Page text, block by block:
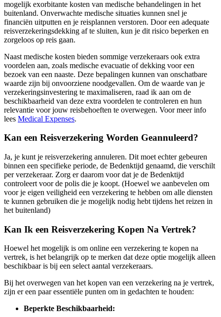
mogelijk exorbitante kosten van medische behandelingen in het
buitenland. Onverwachte medische situaties kunnen snel je
financiën uitputten en je reisplannen verstoren. Door een adequate
reisverzekeringsdekking af te sluiten, kun je dit risico beperken en
zorgeloos op reis gaan.
Naast medische kosten bieden sommige verzekeraars ook extra
voordelen aan, zoals medische evacuatie of dekking voor een
bezoek van een naaste. Deze bepalingen kunnen van onschatbare
waarde zijn bij onvoorziene noodgevallen. Om de waarde van je
verzekeringsinvestering te maximaliseren, raad ik aan om de
beschikbaarheid van deze extra voordelen te controleren en hun
relevantie voor jouw reisbehoeften te overwegen. Voor meer info
lees Medical Expenses.
Kan een Reisverzekering Worden Geannuleerd?
Ja, je kunt je reisverzekering annuleren. Dit moet echter gebeuren
binnen een specifieke periode, de Bedenktijd genaamd, die verschilt
per verzekeraar. Zorg er daarom voor dat je de Bedenktijd
controleert voor de polis die je koopt. (Hoewel we aanbevelen om
voor je eigen veiligheid een verzekering te hebben om alle diensten
te kunnen gebruiken die je mogelijk nodig hebt tijdens het reizen in
het buitenland)
Kan Ik een Reisverzekering Kopen Na Vertrek?
Hoewel het mogelijk is om online een verzekering te kopen na
vertrek, is het belangrijk op te merken dat deze optie mogelijk alleen
beschikbaar is bij een select aantal verzekeraars.
Bij het overwegen van het kopen van een verzekering na je vertrek,
zijn er een paar essentiële punten om in gedachten te houden:
Beperkte Beschikbaarheid: